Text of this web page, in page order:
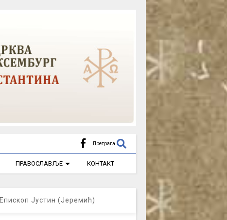
Претрага
ПРАВОСЛАВЉЕ КОНТАКТ
Епископ Јустин (Јеремић)